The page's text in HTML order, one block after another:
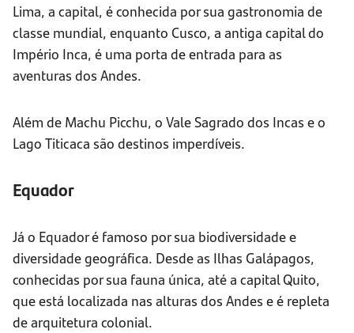
Lima, a capital, é conhecida por sua gastronomia de
classe mundial, enquanto Cusco, a antiga capital do
Império Inca, é uma porta de entrada para as
aventuras dos Andes.
Além de Machu Picchu, o Vale Sagrado dos Incas e o
Lago Titicaca são destinos imperdíveis.
Equador
Já o Equador é famoso por sua biodiversidade e
diversidade geográfica. Desde as Ilhas Galápagos,
conhecidas por sua fauna única, até a capital Quito,
que está localizada nas alturas dos Andes e é repleta
de arquitetura colonial.